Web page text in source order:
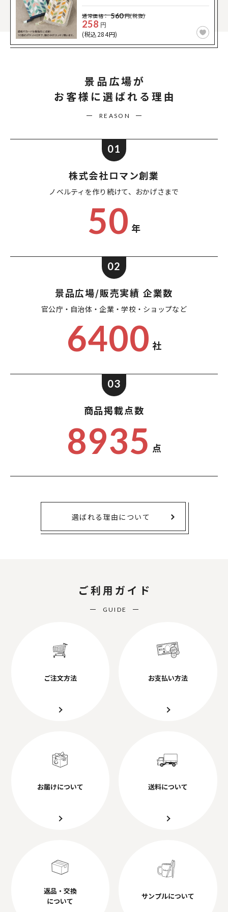
通常価格： 560円(税抜)
258 円
(税込284円)
景品広場が
お客様に選ばれる理由
REASON
01
株式会社ロマン創業
ノベルティを作り続けて、 おかげさまで
50 年
02
景品広場/販売実績 企業数
官公庁・自治体・企業・学校・ショップなど
6400 社
03
商品掲載点数
8935 点
選ばれる理由について
ご利用ガイド
GUIDE
ご注文方法 お支払い方法
お届けについて 送料について
返品・交換
について
サンプルについて